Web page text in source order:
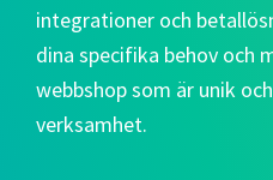
integrationer och
dina specifika behov och
webbshop som är unik
verksamhet.